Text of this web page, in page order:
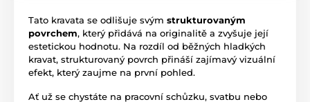
Tato kravata se odlišuje svým strukturovaným
povrchem, který přidává na originalitě a zvyšuje její
estetickou hodnotu. Na rozdíl od běžných hladkých
kravat, strukturovaný povrch přináší zajímavý vizuální
efekt, který zaujme na první pohled.
Ať už se chystáte na pracovní schůzku, svatbu nebo